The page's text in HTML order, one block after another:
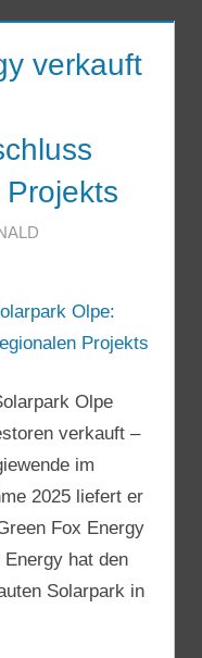
verkauft
Olpe
verkauft –
im
2025 liefert er
Fox Energy
hat den
Solarpark in